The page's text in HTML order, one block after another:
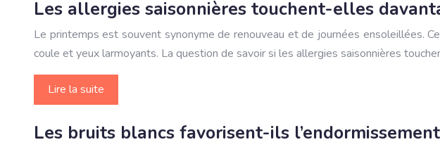
Les allergies saisonnières touchent-elles
Le printemps est souvent synonyme de renouveau et de journées ensoleillées.
coule et yeux larmoyants. La question de savoir si les allergies saisonnières
Lire la suite
Les bruits blancs favorisent-ils